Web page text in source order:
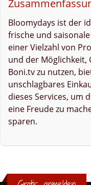
Bloomydays ist der
frische und
einer Vielzahl von
und der Möglichkeit,
Boni.tv zu nutzen,
unschlagbares
dieses Services, um
eine Freude zu
sparen.